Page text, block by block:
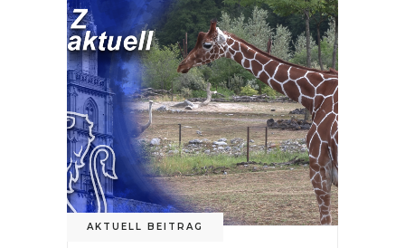
AKTUELL BEITRAG